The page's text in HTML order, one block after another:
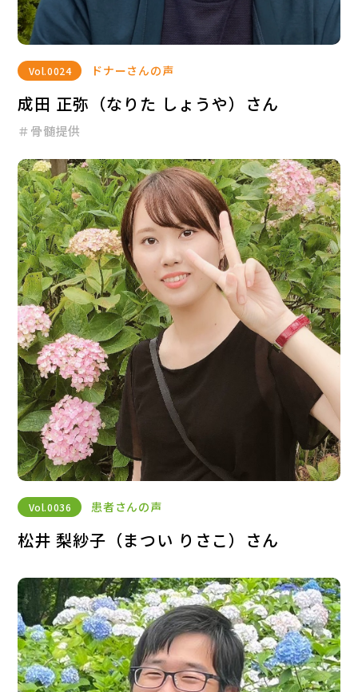
Vol.0024 ドナーさんの声
成田 正弥（なりた しょうや）さん
＃骨髄提供
Vol.0036 患者さんの声
松井 梨紗子（まつい りさこ）さん